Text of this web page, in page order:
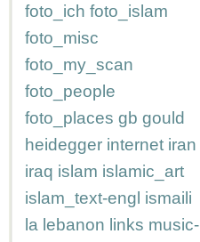
foto_ich foto_islam
foto_misc
foto_my_scan
foto_people
foto_places gb gould
heidegger internet iran
iraq islam islamic_art
islam_text-engl ismaili
la lebanon links music-